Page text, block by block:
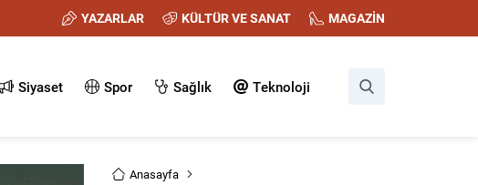
YAZARLAR KÜLTÜR VE SANAT MAGAZİN
Siyaset Spor Sağlık Teknoloji
Anasayfa